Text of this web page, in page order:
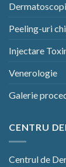
Peeling-uri
Injectare
Venerologie
Galerie
CENTRU
Centrul de